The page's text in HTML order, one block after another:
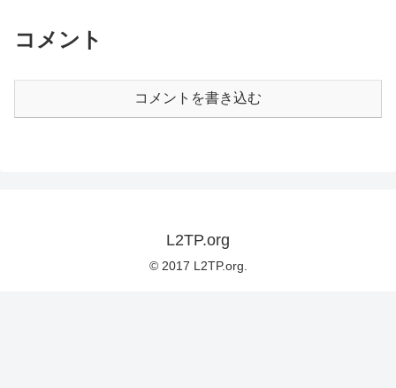
コメント
コメントを書き込む
L2TP.org
© 2017 L2TP.org.